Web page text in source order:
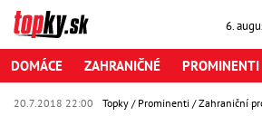
6.
DOMÁCE ZAHRANIČNÉ PROMINENTI
20.7.2018 22:00 Topky Prominenti Zahraniční